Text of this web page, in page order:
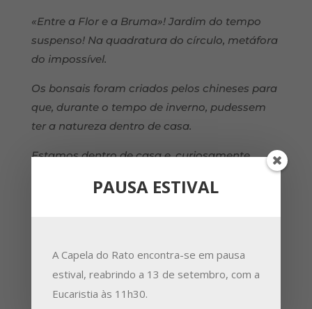
«Entre a Flor e a Bruma»! Jardim do tempo
suspenso! Na quadratura do círculo, metáfora
do impossível.
Os bonsais foram criados pelos chineses para
que, durante o tempo de inverno, pudessem
ter a natureza dentro de casa.
Estamos dentro de casa e, curiosamente,
ela nos foi tão importante e, ao mesmo
Quinta da Onia / Abrantes
7 abril 2020
PAUSA ESTIVAL
A Capela do Rato encontra-se em pausa
estival, reabrindo a 13 de setembro, com a
Eucaristia às 11h30.